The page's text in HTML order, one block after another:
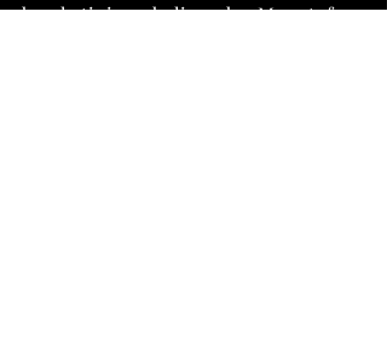
bereketini sembolize eder. Mısır tufan